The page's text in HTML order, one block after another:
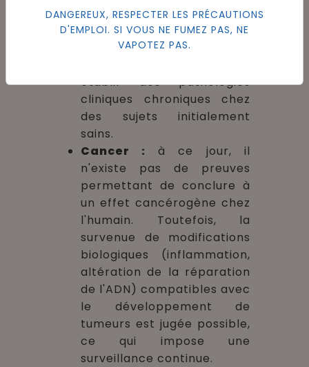
Respiratoire :des effets
sont jugés possibles, bien
que les preuves soient
établir des pathologies
cliniques chroniques chez
des sujets initialement
sains.
Cancer : à ce jour, il
n'existe pas de preuves
permettant de conclure à
un effet cancérogène chez
l'humain. Toutefois, la
survenue de modifications
biologiques (inflammation,
altération de la réparation
de l'ADN) compatibles avec
le développement de
tumeurs est jugée possible,
ce qui impose une
surveillance continue.
DANGEREUX, RESPECTER LES PRÉCAUTIONS
D'EMPLOI. SI VOUS NE FUMEZ PAS, NE
VAPOTEZ PAS.